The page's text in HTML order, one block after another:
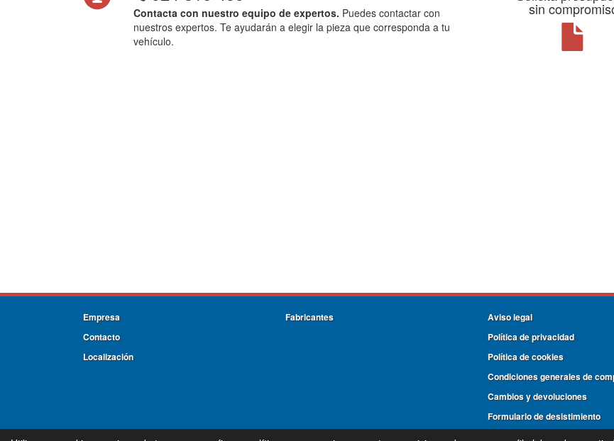
Contacta con nuestro equipo de expertos. Puedes contactar con
nuestros expertos. Te ayudarán a elegir la pieza que corresponda a tu
vehículo.
sin
Empresa
Contacto
Localización
Fabricantes
Aviso legal
Política de privacidad
Política de cookies
Condiciones generales de
Cambios y devoluciones
Formulario de desistimiento
PG REINA SOFIA C/ LOS TALLERES 15-16, 06800, Mérida, Badajoz, España